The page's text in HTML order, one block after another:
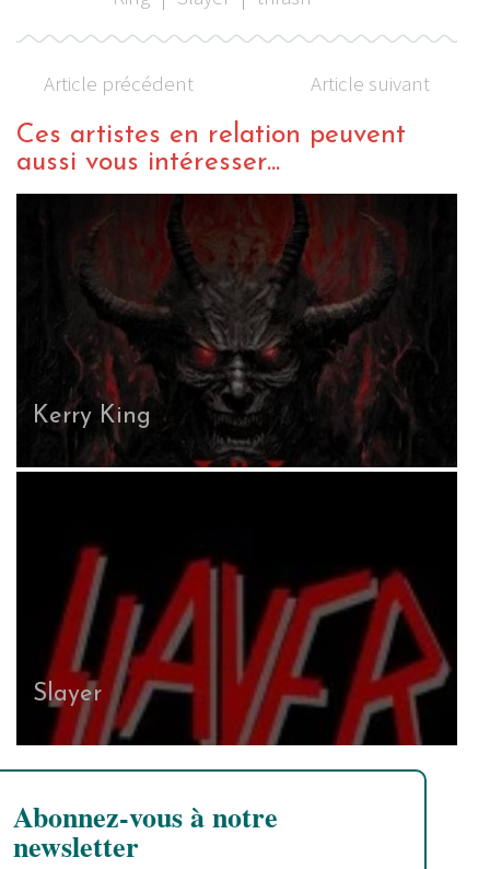
Article précédent Article suivant
Ces artistes en relation peuvent
aussi vous intéresser...
Kerry King
Slayer
Abonnez-vous à notre
newsletter